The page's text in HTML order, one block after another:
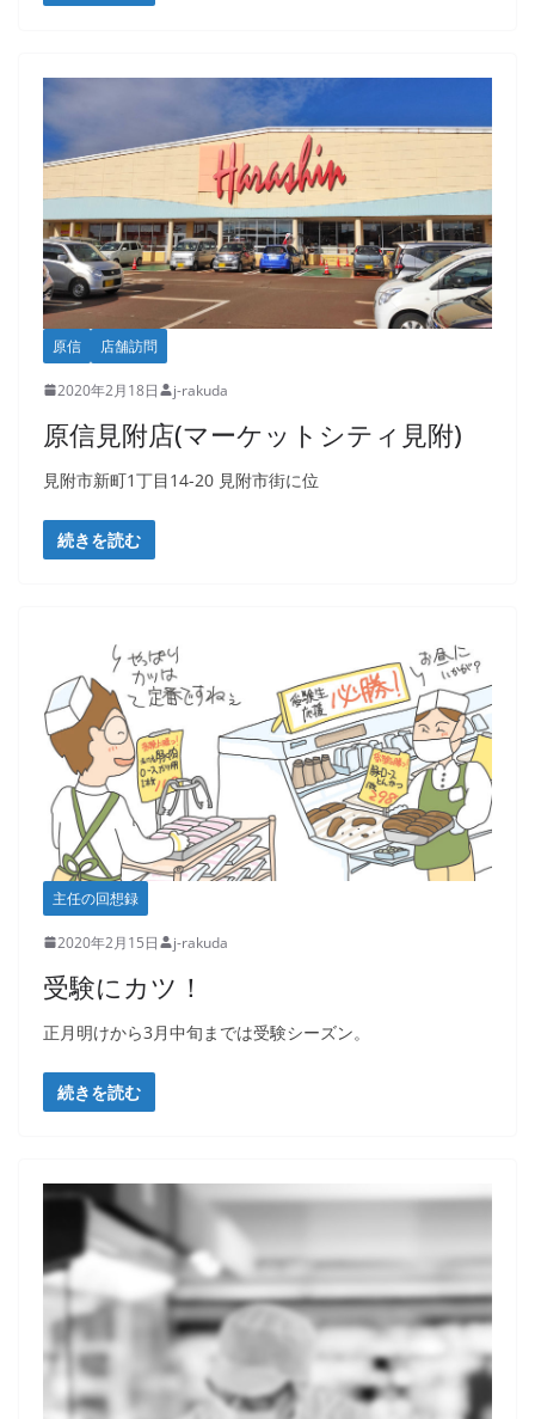
原信 店舗訪問
2020年2月18日 j-rakuda
原信見附店(マーケットシティ見附)
見附市新町1丁目14-20 見附市街に位
続きを読む
主任の回想録
2020年2月15日 j-rakuda
受験にカツ！
正月明けから3月中旬までは受験シーズン。
続きを読む